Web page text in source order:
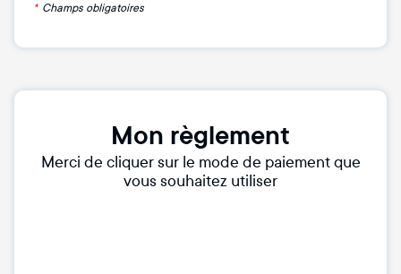
* Champs obligatoires
Mon règlement
Merci de cliquer sur le mode de paiement que
vous souhaitez utiliser